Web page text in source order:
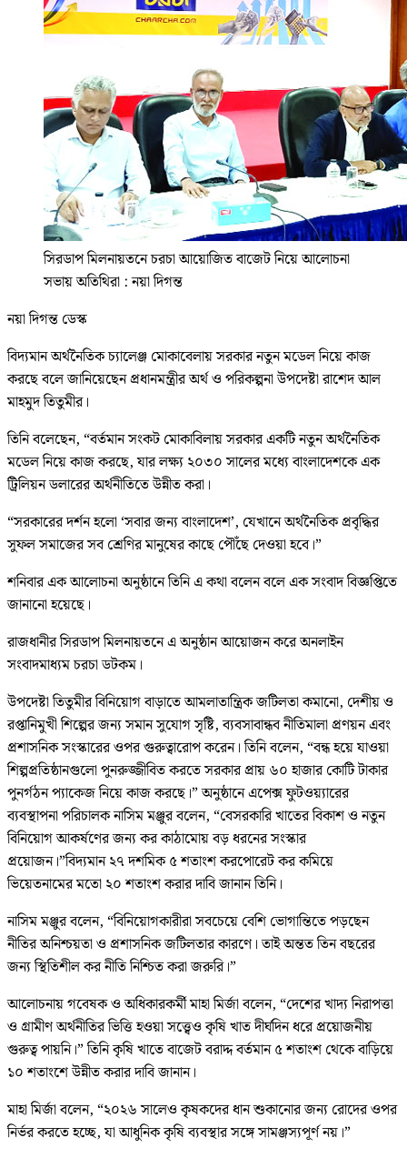
সিরডাপ মিলনায়তনে চরচা আয়োজিত বাজেট নিয়ে আলোচনা
সভায় অতিথিরা : নয়া দিগন্ত
নয়া দিগন্ত ডেস্ক
বিদ্যমান অর্থনৈতিক চ্যালেঞ্জ মোকাবেলায় সরকার নতুন মডেল নিয়ে কাজ
করছে বলে জানিয়েছেন প্রধানমন্ত্রীর অর্থ ও পরিকল্পনা উপদেষ্টা রাশেদ আল
মাহমুদ তিতুমীর।
তিনি বলেছেন, “বর্তমান সংকট মোকাবিলায় সরকার একটি নতুন অর্থনৈতিক
মডেল নিয়ে কাজ করছে, যার লক্ষ্য ২০৩০ সালের মধ্যে বাংলাদেশকে এক
ট্রিলিয়ন ডলারের অর্থনীতিতে উন্নীত করা।
“সরকারের দর্শন হলো ‘সবার জন্য বাংলাদেশ’, যেখানে অর্থনৈতিক প্রবৃদ্ধির
সুফল সমাজের সব শ্রেণির মানুষের কাছে পৌঁছে দেওয়া হবে।”
শনিবার এক আলোচনা অনুষ্ঠানে তিনি এ কথা বলেন বলে এক সংবাদ বিজ্ঞপ্তিতে
জানানো হয়েছে।
রাজধানীর সিরডাপ মিলনায়তনে এ অনুষ্ঠান আয়োজন করে অনলাইন
সংবাদমাধ্যম চরচা ডটকম।
উপদেষ্টা তিতুমীর বিনিয়োগ বাড়াতে আমলাতান্ত্রিক জটিলতা কমানো, দেশীয় ও
রপ্তানিমুখী শিল্পের জন্য সমান সুযোগ সৃষ্টি, ব্যবসাবান্ধব নীতিমালা প্রণয়ন এবং
প্রশাসনিক সংস্কারের ওপর গুরুত্বারোপ করেন। তিনি বলেন, “বন্ধ হয়ে যাওয়া
শিল্পপ্রতিষ্ঠানগুলো পুনরুজ্জীবিত করতে সরকার প্রায় ৬০ হাজার কোটি টাকার
পুনর্গঠন প্যাকেজ নিয়ে কাজ করছে।” অনুষ্ঠানে এপেক্স ফুটওয়্যারের
ব্যবস্থাপনা পরিচালক নাসিম মঞ্জুর বলেন, “বেসরকারি খাতের বিকাশ ও নতুন
বিনিয়োগ আকর্ষণের জন্য কর কাঠামোয় বড় ধরনের সংস্কার
প্রয়োজন।”বিদ্যমান ২৭ দশমিক ৫ শতাংশ করপোরেট কর কমিয়ে
ভিয়েতনামের মতো ২০ শতাংশ করার দাবি জানান তিনি।
নাসিম মঞ্জুর বলেন, “বিনিয়োগকারীরা সবচেয়ে বেশি ভোগান্তিতে পড়ছেন
নীতির অনিশ্চয়তা ও প্রশাসনিক জটিলতার কারণে। তাই অন্তত তিন বছরের
জন্য স্থিতিশীল কর নীতি নিশ্চিত করা জরুরি।”
আলোচনায় গবেষক ও অধিকারকর্মী মাহা মির্জা বলেন, “দেশের খাদ্য নিরাপত্তা
ও গ্রামীণ অর্থনীতির ভিত্তি হওয়া সত্ত্বেও কৃষি খাত দীর্ঘদিন ধরে প্রয়োজনীয়
গুরুত্ব পায়নি।” তিনি কৃষি খাতে বাজেট বরাদ্দ বর্তমান ৫ শতাংশ থেকে বাড়িয়ে
১০ শতাংশে উন্নীত করার দাবি জানান।
মাহা মির্জা বলেন, “২০২৬ সালেও কৃষকদের ধান শুকানোর জন্য রোদের ওপর
নির্ভর করতে হচ্ছে, যা আধুনিক কৃষি ব্যবস্থার সঙ্গে সামঞ্জস্যপূর্ণ নয়।”